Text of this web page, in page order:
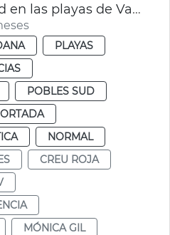
Pulseras seguridad en las playas de València
PLAYAS
POBLES SUD
NORMAL
CREU ROJA
MÓNICA GIL